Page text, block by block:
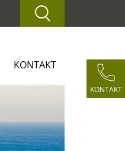
KONTAKT
KONTAKT